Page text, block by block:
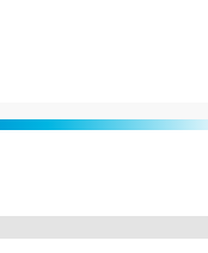
ニ
ュ
> >